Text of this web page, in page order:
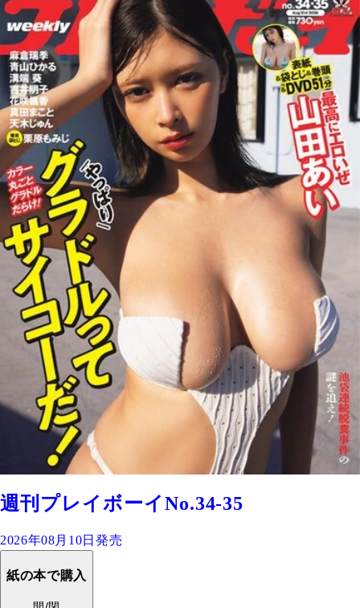
週刊プレイボーイNo.34-35
2026年08月10日発売
紙の本で購入